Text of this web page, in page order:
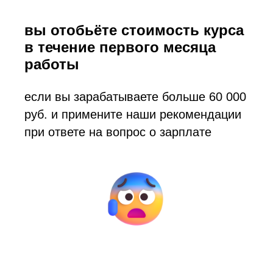
вы отобьёте стоимость курса
в течение первого месяца
работы
если вы зарабатываете больше 60 000
руб. и примените наши рекомендации
при ответе на вопрос о зарплате